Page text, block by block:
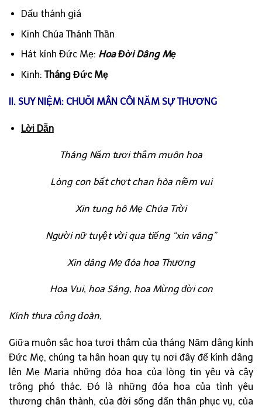
Dấu thánh giá
Kinh Chúa Thánh Thần
Hát kính Đức Mẹ: Hoa Đời Dâng Mẹ
Kinh: Tháng Đức Mẹ
II. SUY NIỆM: CHUỖI MÂN CÔI NĂM SỰ THƯƠNG
Lời Dẫn
Tháng Năm tươi thắm muôn hoa
Lòng con bất chợt chan hòa niềm vui
Xin tung hô Mẹ Chúa Trời
Người nữ tuyệt vời qua tiếng “xin vâng”
Xin dâng Mẹ đóa hoa Thương
Hoa Vui, hoa Sáng, hoa Mừng đời con
Kính thưa cộng đoàn,
Giữa muôn sắc hoa tươi thắm của tháng Năm dâng kính
Đức Mẹ, chúng ta hân hoan quy tụ nơi đây để kính dâng
lên Mẹ Maria những đóa hoa của lòng tin yêu và cậy
trông phó thác. Đó là những đóa hoa của tình yêu
thương chân thành, của đời sống dấn thân phục vụ, của